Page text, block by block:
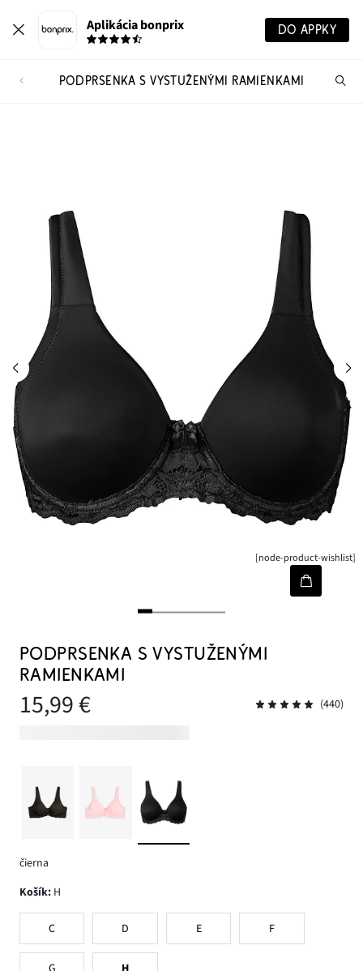
Aplikácia bonprix DO APPKY
PODPRSENKA S VYSTUŽENÝMI RAMIENKAMI
[node-product-wishlist]
PODPRSENKA S VYSTUŽENÝMI
RAMIENKAMI
15,99 € (440)
čierna
Košík: H
C D E F